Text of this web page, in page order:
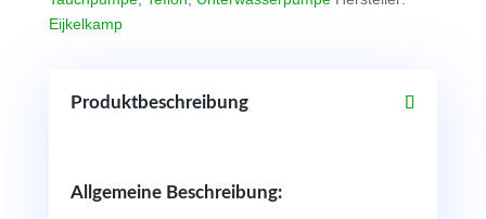
PTFE-
Eijkelkamp
Produktbeschreibung
Allgemeine Beschreibung: